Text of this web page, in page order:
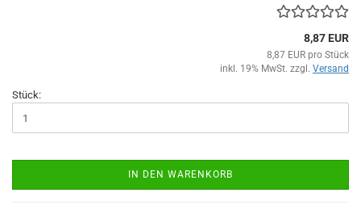
8,87 EUR
8,87 EUR pro Stück
inkl. 19% MwSt. zzgl. Versand
Stück:
IN DEN WARENKORB